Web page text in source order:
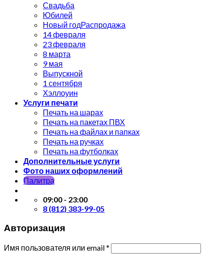
Свадьба
Юбилей
Новый год
14 февраля
23 февраля
8 марта
9 мая
Выпускной
1 сентября
Хэллоуин
Услуги печати
Печать на шарах
Печать на пакетах ПВХ
Печать на файлах и папках
Печать на ручках
Печать на футболках
Дополнительные услуги
Фото наших оформлений
Палитра
09:00 - 23:00
8 (812) 383-99-05
Авторизация
Имя пользователя или email*